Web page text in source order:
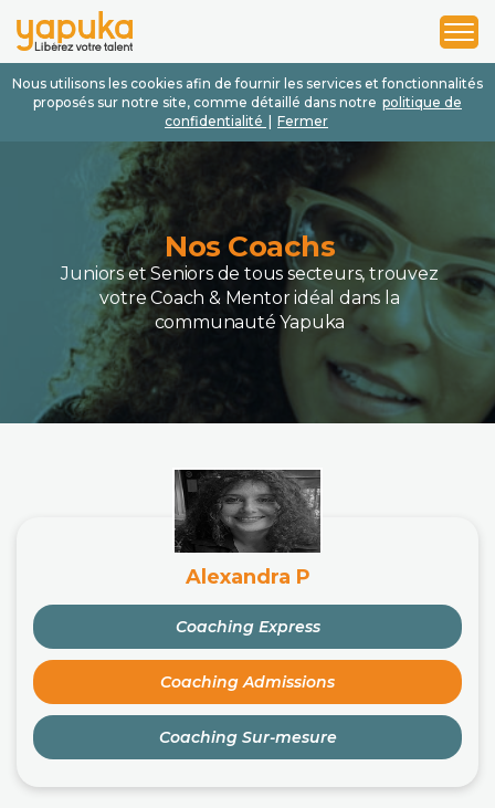
Nous utilisons les cookies afin de fournir les services et fonctionnalités
proposés sur notre site, comme détaillé dans notre politique de
confidentialité
Fermer
1
2
3
Nos Coachs
Juniors et Seniors de tous secteurs, trouvez
votre Coach & Mentor idéal dans la
communauté Yapuka
Alexandra P
Coaching Express
Coaching Admissions
Coaching Sur-mesure